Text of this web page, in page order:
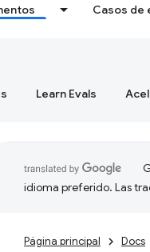
Casos de
Learn Evals
idioma preferido. Las
Página principal Docs